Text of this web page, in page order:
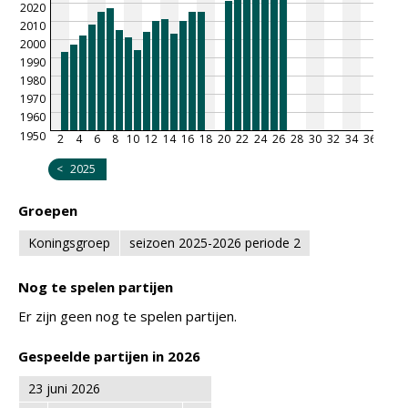
2020
2010
2000
1990
1980
1970
1960
1950
2 4 6 8 10 12 14 16 18 20 22 24 26 28 30 32 34 36
< 2025
Groepen
Koningsgroep seizoen 2025-2026 periode 2
Nog te spelen partijen
Er zijn geen nog te spelen partijen.
Gespeelde partijen in 2026
23 juni 2026